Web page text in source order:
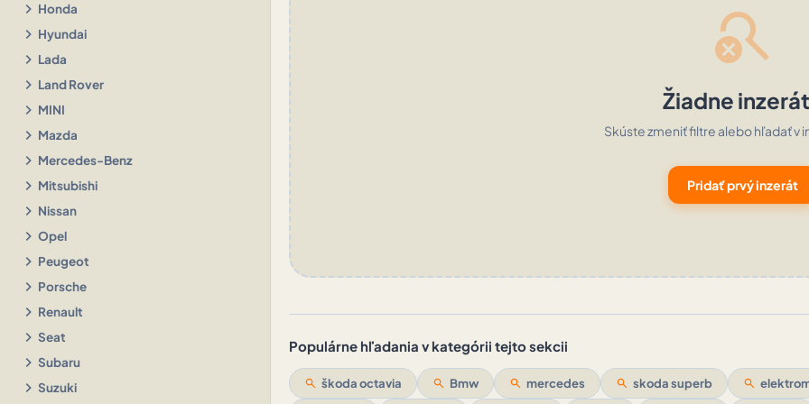
chevron_right Honda
chevron_right Hyundai
chevron_right Lada
chevron_right Land Rover
chevron_right MINI
chevron_right Mazda
chevron_right Mercedes-Benz
chevron_right Mitsubishi
chevron_right Nissan
chevron_right Opel
chevron_right Peugeot
chevron_right Porsche
chevron_right Renault
chevron_right Seat
chevron_right Subaru
chevron_right Suzuki
search_off
Žiadne
Skúste zmeniť filtre alebo hľadať v
Pridať prvý inzerát
Populárne hľadania v kategórii tejto sekcii
search škoda octavia search Bmw search mercedes search skoda superb search